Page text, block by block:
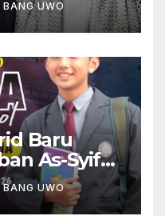
BANG UWO
Baru
As-Syifa
Subang
BANG UWO